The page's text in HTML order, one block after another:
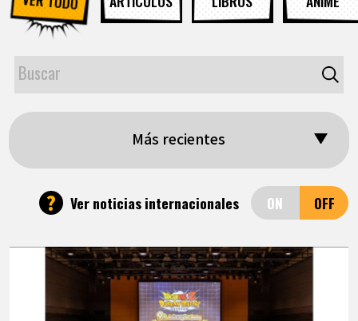
LO MÁS DESTACADO
VÍDEOS
ARTÍCULOS
JP
EN FR DE ES
Más recientes
? Ver noticias internacionales